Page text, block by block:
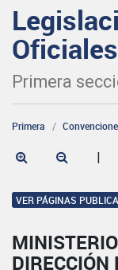
Oficiales
Primera
Primera
|
VER PÁGINAS
DIRECCIÓN